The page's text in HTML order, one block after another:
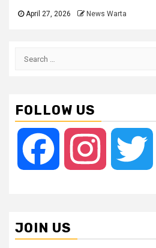
April 27, 2026 News Warta
Search
FOLLOW US
Facebook Instagram
JOIN US